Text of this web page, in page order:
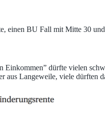
einen BU Fall mit Mitte 30
Einkommen” dürfte vielen
aus Langeweile, viele dürften